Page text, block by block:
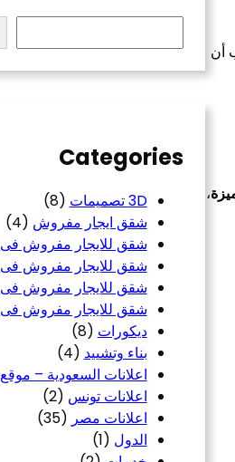
أن
،
e
a
Categories
3D تصميمات
(8)
شقق ايجار مفروش (4)
شقق للايجار مفروش فى
شقق للايجار مفروش فى
شقق للايجار مفروش فى
شقق للايجار مفروش فى
ديكورات (8)
بناء وتشييد (4)
اعلانات السعودية –
اعلانات تونس (2)
اعلانات مصر (35)
الدول (1)